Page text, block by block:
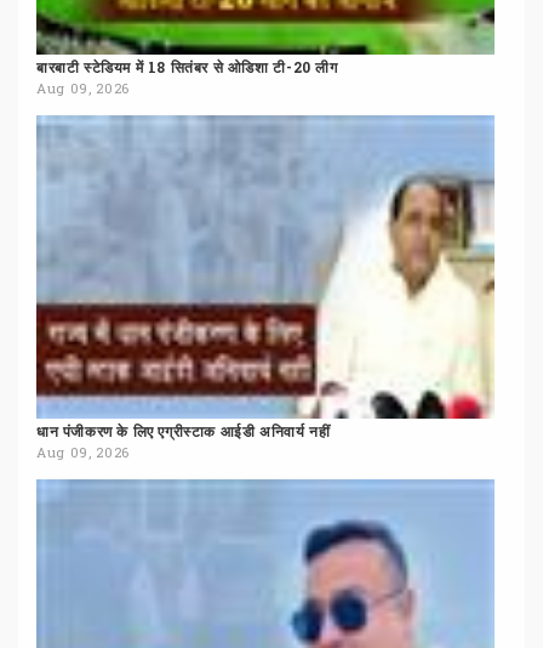
बारबाटी स्टेडियम में 18 सितंबर से ओडिशा टी-20 लीग
Aug 09, 2026
धान पंजीकरण के लिए एग्रीस्टाक आईडी अनिवार्य नहीं
Aug 09, 2026